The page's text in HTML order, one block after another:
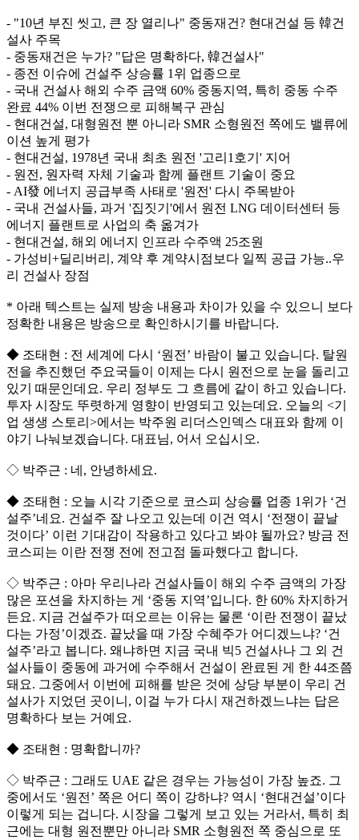
- "10년 부진 씻고, 큰 장 열리나" 중동재건? 현대건설 등 韓건
설사 주목
- 중동재건은 누가? "답은 명확하다, 韓건설사"
- 종전 이슈에 건설주 상승률 1위 업종으로
- 국내 건설사 해외 수주 금액 60% 중동지역, 특히 중동 수주
완료 44% 이번 전쟁으로 피해복구 관심
- 현대건설, 대형원전 뿐 아니라 SMR 소형원전 쪽에도 밸류에
이션 높게 평가
- 현대건설, 1978년 국내 최초 원전 '고리1호기' 지어
- 원전, 원자력 자체 기술과 함께 플랜트 기술이 중요
- AI發 에너지 공급부족 사태로 '원전' 다시 주목받아
- 국내 건설사들, 과거 '집짓기'에서 원전 LNG 데이터센터 등
에너지 플랜트로 사업의 축 옮겨가
- 현대건설, 해외 에너지 인프라 수주액 25조원
- 가성비+딜리버리, 계약 후 계약시점보다 일찍 공급 가능..우
리 건설사 장점
* 아래 텍스트는 실제 방송 내용과 차이가 있을 수 있으니 보다
정확한 내용은 방송으로 확인하시기를 바랍니다.
◆ 조태현 : 전 세계에 다시 ‘원전’ 바람이 불고 있습니다. 탈원
전을 추진했던 주요국들이 이제는 다시 원전으로 눈을 돌리고
있기 때문인데요. 우리 정부도 그 흐름에 같이 하고 있습니다.
투자 시장도 뚜렷하게 영향이 반영되고 있는데요. 오늘의 <기
업 생생 스토리>에서는 박주원 리더스인덱스 대표와 함께 이
야기 나눠보겠습니다. 대표님, 어서 오십시오.
◇ 박주근 : 네, 안녕하세요.
◆ 조태현 : 오늘 시각 기준으로 코스피 상승률 업종 1위가 ‘건
설주’네요. 건설주 잘 나오고 있는데 이건 역시 ‘전쟁이 끝날
것이다’ 이런 기대감이 작용하고 있다고 봐야 될까요? 방금 전
코스피는 이란 전쟁 전에 전고점 돌파했다고 합니다.
◇ 박주근 : 아마 우리나라 건설사들이 해외 수주 금액의 가장
많은 포션을 차지하는 게 ‘중동 지역’입니다. 한 60% 차지하거
든요. 지금 건설주가 떠오르는 이유는 물론 ‘이란 전쟁이 끝났
다는 가정’이겠죠. 끝났을 때 가장 수혜주가 어디겠느냐? ‘건
설주’라고 봅니다. 왜냐하면 지금 국내 빅5 건설사나 그 외 건
설사들이 중동에 과거에 수주해서 건설이 완료된 게 한 44조쯤
돼요. 그중에서 이번에 피해를 받은 것에 상당 부분이 우리 건
설사가 지었던 곳이니, 이걸 누가 다시 재건하겠느냐는 답은
명확하다 보는 거예요.
◆ 조태현 : 명확합니까?
◇ 박주근 : 그래도 UAE 같은 경우는 가능성이 가장 높죠. 그
중에서도 ‘원전’ 쪽은 어디 쪽이 강하냐? 역시 ‘현대건설’이다
이렇게 되는 겁니다. 시장을 그렇게 보고 있는 거라서, 특히 최
근에는 대형 원전뿐만 아니라 SMR 소형원전 쪽 중심으로 또